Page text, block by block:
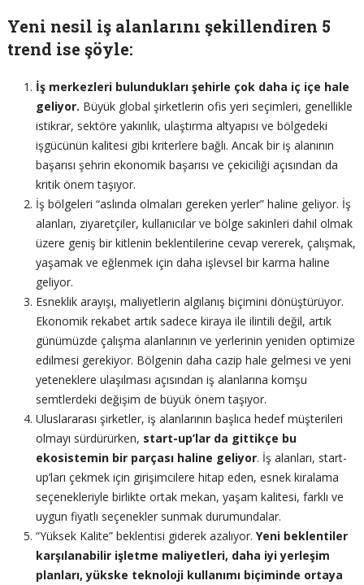
Yeni nesil iş alanlarını şekillendiren 5
trend ise şöyle:
İş merkezleri bulundukları şehirle çok daha iç içe hale
geliyor. Büyük global şirketlerin ofis yeri seçimleri, genellikle
istikrar, sektöre yakınlık, ulaştırma altyapısı ve bölgedeki
işgücünün kalitesi gibi kriterlere bağlı. Ancak bir iş alanının
başarısı şehrin ekonomik başarısı ve çekiciliği açısından da
kritik önem taşıyor.
İş bölgeleri “aslında olmaları gereken yerler” haline geliyor. İş
alanları, ziyaretçiler, kullanıcılar ve bölge sakinleri dahil olmak
üzere geniş bir kitlenin beklentilerine cevap vererek, çalışmak,
yaşamak ve eğlenmek için daha işlevsel bir karma haline
geliyor.
Esneklik arayışı, maliyetlerin algılanış biçimini dönüştürüyor.
Ekonomik rekabet artık sadece kiraya ile ilintili değil, artık
günümüzde çalışma alanlarının ve yerlerinin yeniden optimize
edilmesi gerekiyor. Bölgenin daha cazip hale gelmesi ve yeni
yeteneklere ulaşılması açısından iş alanlarına komşu
semtlerdeki değişim de büyük önem taşıyor.
Uluslararası şirketler, iş alanlarının başlıca hedef müşterileri
olmayı sürdürürken, start-up’lar da gittikçe bu
ekosistemin bir parçası haline geliyor. İş alanları, start-
up’ları çekmek için girişimcilere hitap eden, esnek kiralama
seçenekleriyle birlikte ortak mekan, yaşam kalitesi, farklı ve
uygun fiyatlı seçenekler sunmak durumundalar.
“Yüksek Kalite” beklentisi giderek azalıyor. Yeni beklentiler
karşılanabilir işletme maliyetleri, daha iyi yerleşim
planları, yükske teknoloji kullanımı biçiminde ortaya